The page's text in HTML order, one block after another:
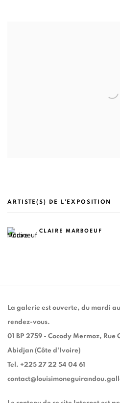
ARTISTE(S) DE L'EXPOSITION
CLAIRE MARBOEUF
La galerie est ouverte, du mardi au
rendez-vous.
01 BP 2759 - Cocody Mermoz, Rue
Abidjan (Côte d'Ivoire)
Tel. +225 27 22 54 04 61